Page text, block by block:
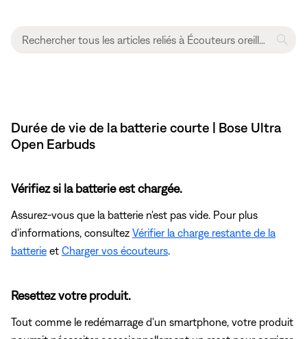
Durée de vie de la batterie courte | Bose Ultra
Open Earbuds
Vérifiez si la batterie est chargée.
Assurez-vous que la batterie n'est pas vide. Pour plus
d'informations, consultez Vérifier la charge restante de la
batterie et Charger vos écouteurs
Resettez votre produit.
Tout comme le redémarrage d'un smartphone, votre produit